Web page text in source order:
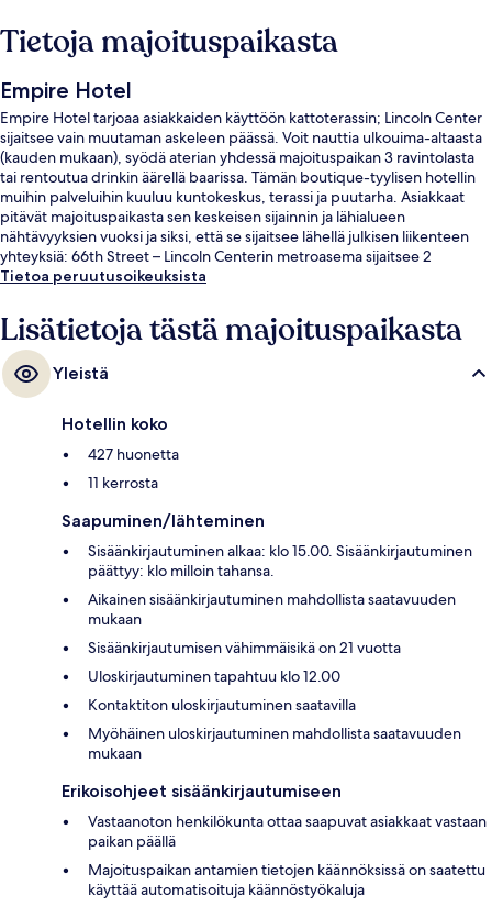
Tietoja majoituspaikasta
Empire Hotel
Empire Hotel tarjoaa asiakkaiden käyttöön kattoterassin; Lincoln Center
sijaitsee vain muutaman askeleen päässä. Voit nauttia ulkouima-altaasta
(kauden mukaan), syödä aterian yhdessä majoituspaikan 3 ravintolasta
tai rentoutua drinkin äärellä baarissa. Tämän boutique-tyylisen hotellin
muihin palveluihin kuuluu kuntokeskus, terassi ja puutarha. Asiakkaat
pitävät majoituspaikasta sen keskeisen sijainnin ja lähialueen
nähtävyyksien vuoksi ja siksi, että se sijaitsee lähellä julkisen liikenteen
yhteyksiä: 66th Street – Lincoln Centerin metroasema sijaitsee 2
minuutin ja 59th Street – Columbus Circlen metroasema 3 minuutin
Tietoa peruutusoikeuksista
Lisätietoja tästä majoituspaikasta
Yleistä
Hotellin koko
427 huonetta
11 kerrosta
Saapuminen/lähteminen
Sisäänkirjautuminen alkaa: klo 15.00. Sisäänkirjautuminen
päättyy: klo milloin tahansa.
Aikainen sisäänkirjautuminen mahdollista saatavuuden
mukaan
Sisäänkirjautumisen vähimmäisikä on 21 vuotta
Uloskirjautuminen tapahtuu klo 12.00
Kontaktiton uloskirjautuminen saatavilla
Myöhäinen uloskirjautuminen mahdollista saatavuuden
mukaan
Erikoisohjeet sisäänkirjautumiseen
Vastaanoton henkilökunta ottaa saapuvat asiakkaat vastaan
paikan päällä
Majoituspaikan antamien tietojen käännöksissä on saatettu
käyttää automatisoituja käännöstyökaluja